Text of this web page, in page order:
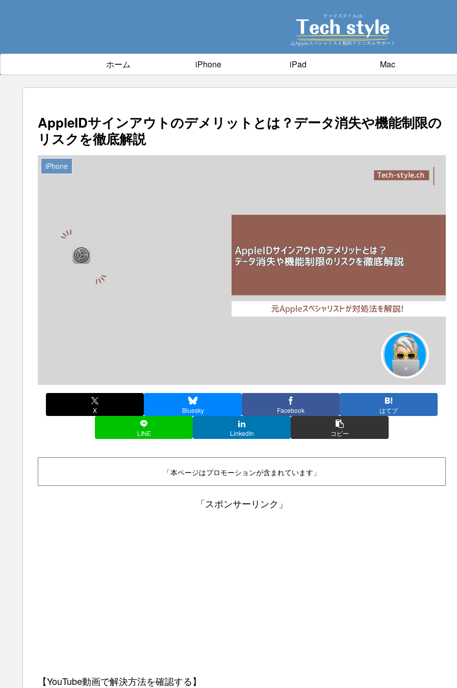
ホーム iPhone iPad Mac
AppleIDサインアウトのデメリットとは？データ消失や機能制限の
リスクを徹底解説
iPhone
X Bluesky Facebook はてブ
LINE LinkedIn コピー
「本ページはプロモーションが含まれています」
「スポンサーリンク」
【YouTube動画で解決方法を確認する】